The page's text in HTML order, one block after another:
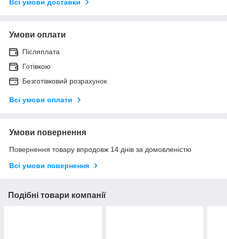
Всі умови доставки
Умови оплати
Післяплата
Готівкою
Безготівковий розрахунок
Всі умови оплати
Умови повернення
Повернення товару впродовж 14 днів за домовленістю
Всі умови повернення
Подібні товари компанії